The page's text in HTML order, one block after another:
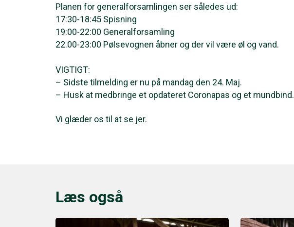
Planen for generalforsamlingen ser således ud:
17:30-18:45 Spisning
19:00-22:00 Generalforsamling
22.00-23:00 Pølsevognen åbner og der vil være øl og vand.
VIGTIGT:
– Sidste tilmelding er nu på mandag den 24. Maj.
– Husk at medbringe et opdateret Coronapas og et mundbind.
Vi glæder os til at se jer.
Læs også